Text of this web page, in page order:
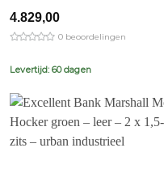
4.829,00
0 beoordelingen
Levertijd: 60 dagen